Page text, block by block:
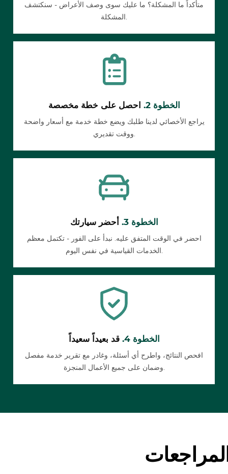
متأكداً ما المشكلة؟ ما عليك سوى وصف الأعراض - سنكتشف
المشكلة.
الخطوة 2. احصل على خطة مخصصة
يراجع الأخصائي لدينا طلبك ويضع خطة خدمة مع أسعار واضحة
ووقت تقديري.
الخطوة 3. أحضر سيارتك
احضر في الوقت المتفق عليه. نبدأ على الفور - تكتمل معظم
الخدمات القياسية في نفس اليوم.
الخطوة 4. قد بعيداً سعيداً
افحص النتائج، واطرح أي أسئلة، وغادر مع تقرير خدمة مفصل
وضمان على جميع الأعمال المنجزة.